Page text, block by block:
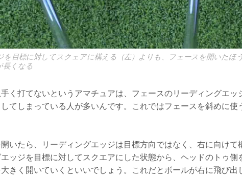
を目標に対してスクェアに構える（左）よりも、フェースを開いたほ
長くなる
く打てないというアマチュアは、フェースのリーディングエッ
てしまっている人が多いんです。これではフェースを斜めに使
いたら、リーディングエッジは目標方向ではなく、右に向けて
ッジを目標に対してスクエアにした状態から、ヘッドのトゥ側
きく開いていくといいでしょう。これだとボールが右に飛び出